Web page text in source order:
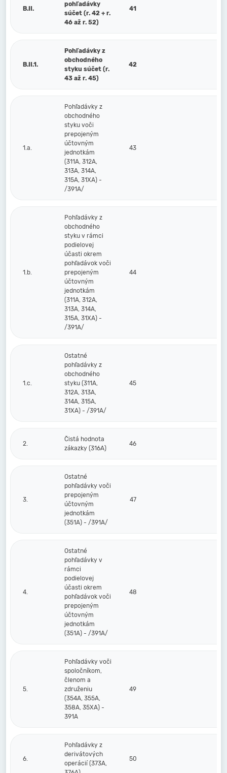
B.II.
pohľadávky
súčet (r. 42 + r.
46 až r. 52)
41
B.II.1.
Pohľadávky z
obchodného
styku súčet (r.
43 až r. 45)
42
1.a.
Pohľadávky z
obchodného
styku voči
prepojeným
účtovným
jednotkám
(311A, 312A,
313A, 314A,
315A, 31XA) -
/391A/
43
1.b.
Pohľadávky z
obchodného
styku v rámci
podielovej
účasti okrem
pohľadávok voči
prepojeným
účtovným
jednotkám
(311A, 312A,
313A, 314A,
315A, 31XA) -
/391A/
44
1.c.
Ostatné
pohľadávky z
obchodného
styku (311A,
312A, 313A,
314A, 315A,
31XA) - /391A/
45
2.
Čistá hodnota
zákazky (316A)
46
3.
Ostatné
pohľadávky voči
prepojeným
účtovným
jednotkám
(351A) - /391A/
47
4.
Ostatné
pohľadávky v
rámci
podielovej
účasti okrem
pohľadávok voči
prepojeným
účtovným
jednotkám
(351A) - /391A/
48
5.
Pohľadávky voči
spoločníkom,
členom a
združeniu
(354A, 355A,
358A, 35XA) -
391A
49
6.
Pohľadávky z
derivátových
operácií (373A,
50